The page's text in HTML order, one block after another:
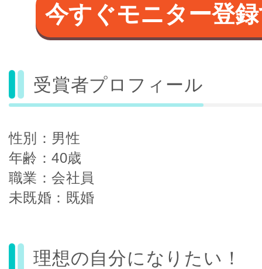
今すぐモニター登
受賞者プロフィール
性別：男性
年齢：40歳
職業：会社員
未既婚：既婚
理想の自分になりたい！